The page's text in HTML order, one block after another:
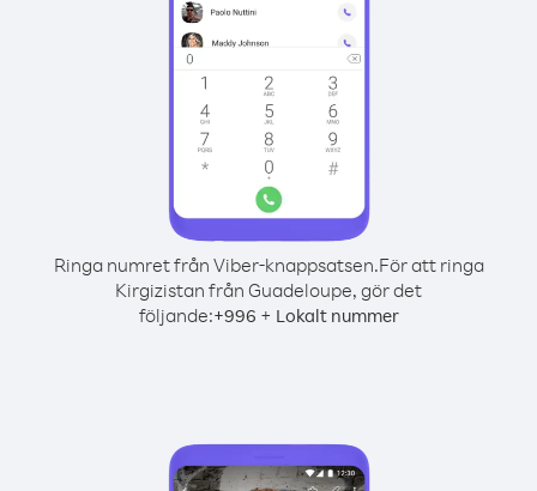
Ringa numret från Viber-knappsatsen.För att ringa
Kirgizistan från Guadeloupe, gör det
följande:+996 + Lokalt nummer